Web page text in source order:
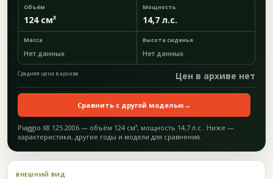
Объём
124 см³
Мощность
14,7 л.с.
Масса
Нет данных
Высота сиденья
Нет данных
Средняя цена в архиве Цен в архиве нет
Сравнить с другой моделью →
Piaggio X8 125 2006 — объём 124 см³, мощность 14,7 л.с.. Ниже —
характеристики, другие годы и модели для сравнения.
ВНЕШНИЙ ВИД